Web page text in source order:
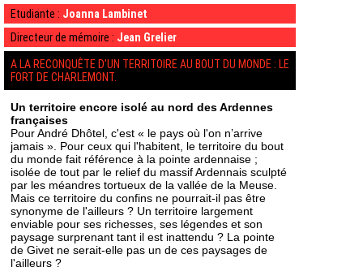
Etudiante : Joanna Lambinet
Directeur de mémoire : Jean Grelier
A LA RECONQUÊTE D’UN TERRITOIRE AU BOUT DU MONDE : LE
FORT DE CHARLEMONT.
Un territoire encore isolé au nord des Ardennes
françaises
Pour André Dhôtel, c'est « le pays où l'on n’arrive
jamais ». Pour ceux qui l'habitent, le territoire du bout
du monde fait référence à la pointe ardennaise ;
isolée de tout par le relief du massif Ardennais sculpté
par les méandres tortueux de la vallée de la Meuse.
Mais ce territoire du confins ne pourrait-il pas être
synonyme de l'ailleurs ? Un territoire largement
enviable pour ses richesses, ses légendes et son
paysage surprenant tant il est inattendu ? La pointe
de Givet ne serait-elle pas un de ces paysages de
l'ailleurs ?